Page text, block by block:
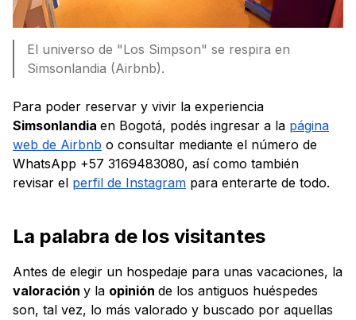
El universo de "Los Simpson" se respira en
Simsonlandia (Airbnb).
Para poder reservar y vivir la experiencia
Simsonlandia en Bogotá, podés ingresar a la página
web de Airbnb o consultar mediante el número de
WhatsApp +57 3169483080, así como también
revisar el perfil de Instagram para enterarte de todo.
La palabra de los visitantes
Antes de elegir un hospedaje para unas vacaciones, la
valoración y la opinión de los antiguos huéspedes
son, tal vez, lo más valorado y buscado por aquellas